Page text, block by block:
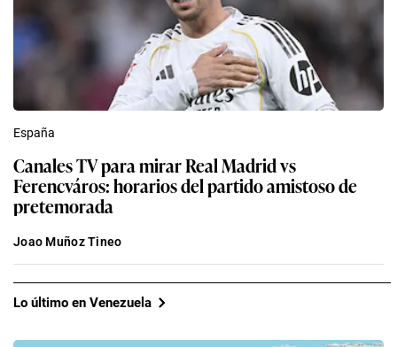
España
Canales TV para mirar Real Madrid vs
Ferencváros: horarios del partido amistoso de
pretemorada
Joao Muñoz Tineo
Lo último en Venezuela